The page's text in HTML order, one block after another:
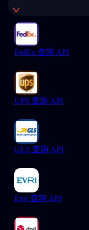
FedEx 查詢 API
UPS 查詢 API
GLS 查詢 API
Evri 查詢 API